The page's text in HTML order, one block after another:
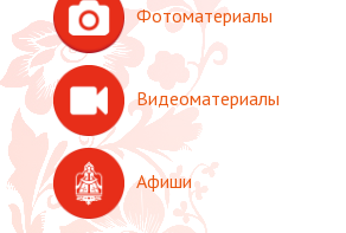
Фотоматериалы
Видеоматериалы
Афиши